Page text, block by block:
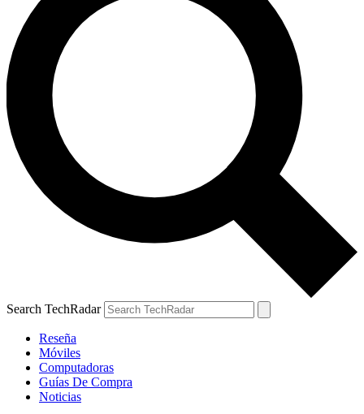
Search TechRadar
Reseña
Móviles
Computadoras
Guías De Compra
Noticias